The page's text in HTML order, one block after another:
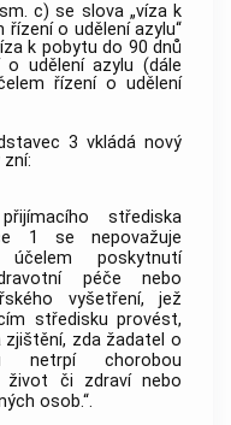
c) se slova „víza k
řízení o udělení azylu“
k pobytu do 90 dnů
udělení azylu (dále
řízení o udělení
3 vkládá nový
střediska
1 se nepovažuje
poskytnutí
péče nebo
vyšetření, jež
středisku provést,
zjištění, zda žadatel o
netrpí chorobou
život či zdraví nebo
osob.“.